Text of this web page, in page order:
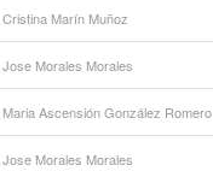
Cristina Marín Muñoz
Jose Morales Morales
Maria Ascensión González Romero
Jose Morales Morales